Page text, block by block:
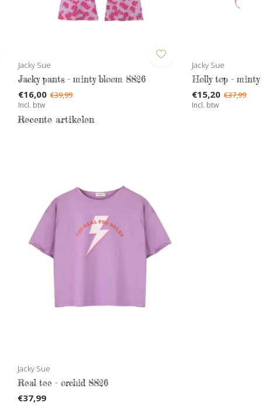
Jacky Sue
Jacky pants - minty bloom SS26
€16,00 €39,99
Incl. btw
Jacky Sue
Holly top - minty
€15,20 €37,99
Incl. btw
Recente artikelen
Jacky Sue
Real tee - orchid SS26
€37,99